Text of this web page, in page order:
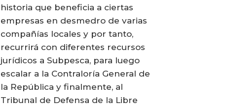
historia que beneficia a ciertas
empresas en desmedro de varias
compañías locales y por tanto,
recurrirá con diferentes recursos
jurídicos a Subpesca, para luego
escalar a la Contraloría General de
la República y finalmente, al
Tribunal de Defensa de la Libre